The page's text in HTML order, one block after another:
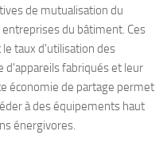
de mutualisation du
du bâtiment. Ces
taux d'utilisation des
d'appareils fabriqués et leur
économie de partage permet
à des équipements haut
énergivores.